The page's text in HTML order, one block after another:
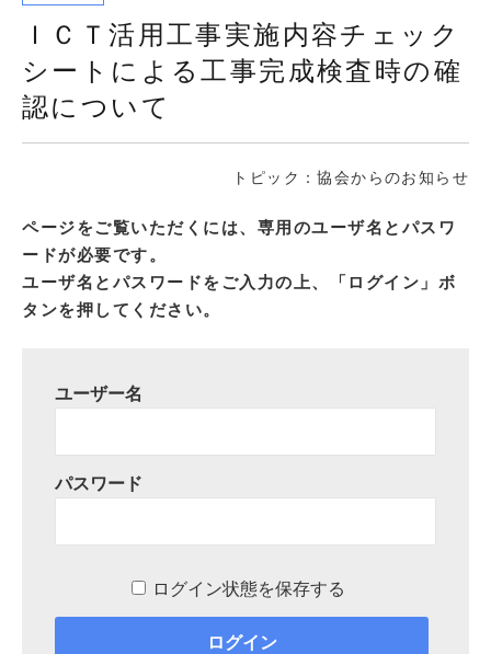
日:
ＩＣＴ活用工事実施内容チェック
シートによる工事完成検査時の確
認について
トピック：協会からのお知らせ
ページをご覧いただくには、専用のユーザ名とパスワ
ードが必要です。
ユーザ名とパスワードをご入力の上、「ログイン」ボ
タンを押してください。
ユーザー名
パスワード
ログイン状態を保存する